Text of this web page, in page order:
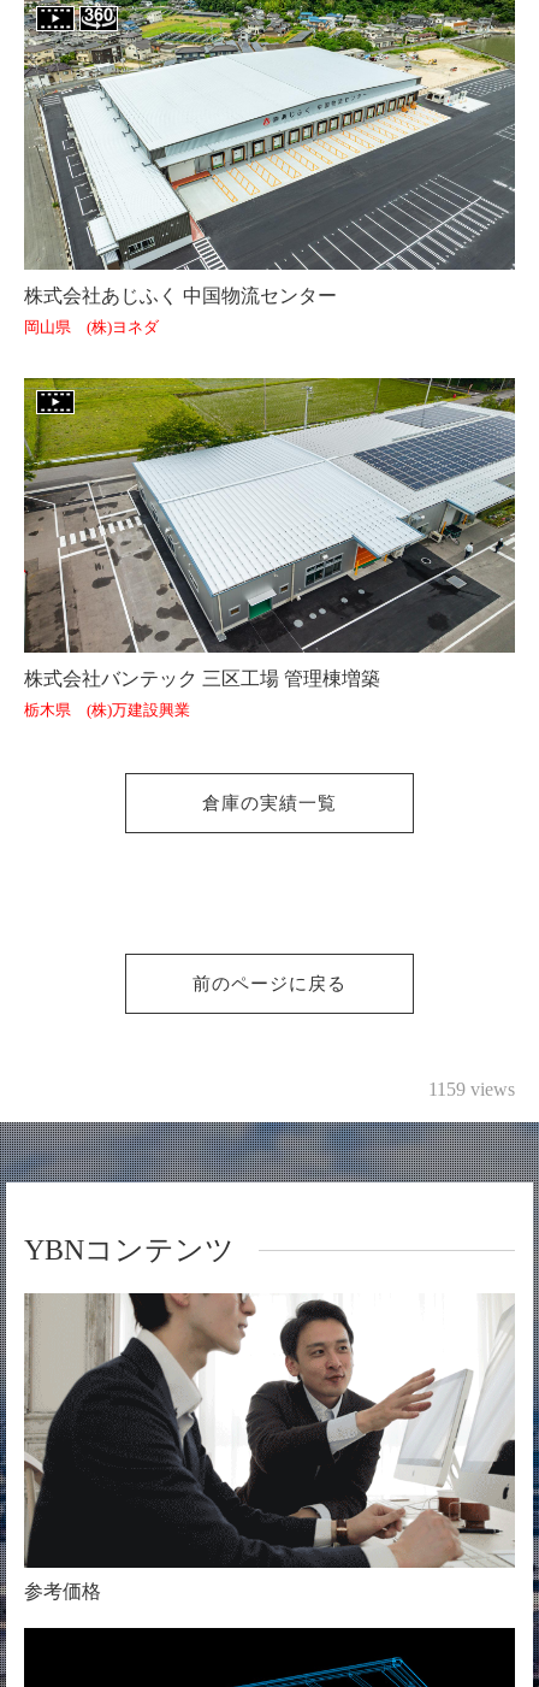
株式会社あじふく 中国物流センター
岡山県 (株)ヨネダ
株式会社バンテック 三区工場 管理棟増築
栃木県 (株)万建設興業
倉庫の実績一覧
前のページに戻る
1159 views
YBNコンテンツ
参考価格